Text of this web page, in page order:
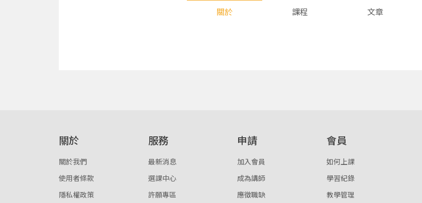
關於 課程 文章
關於
關於我們
使用者條款
隱私權政策
服務
最新消息
選課中心
許願專區
申請
加入會員
成為講師
應徵職缺
會員
如何上課
學習紀錄
教學管理